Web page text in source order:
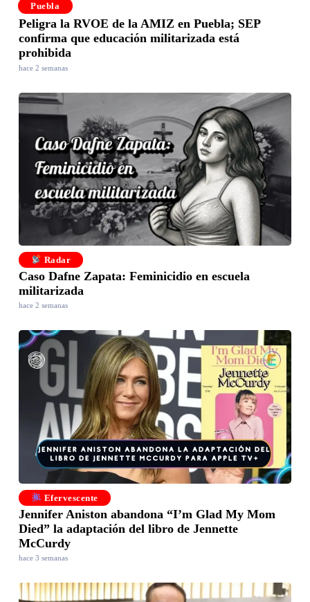
Puebla
Peligra la RVOE de la AMIZ en Puebla; SEP
confirma que educación militarizada está
prohibida
hace 2 semanas
Radar
Caso Dafne Zapata: Feminicidio en escuela
militarizada
hace 2 semanas
Efervescente
Jennifer Aniston abandona “I’m Glad My Mom
Died” la adaptación del libro de Jennette
McCurdy
hace 3 semanas